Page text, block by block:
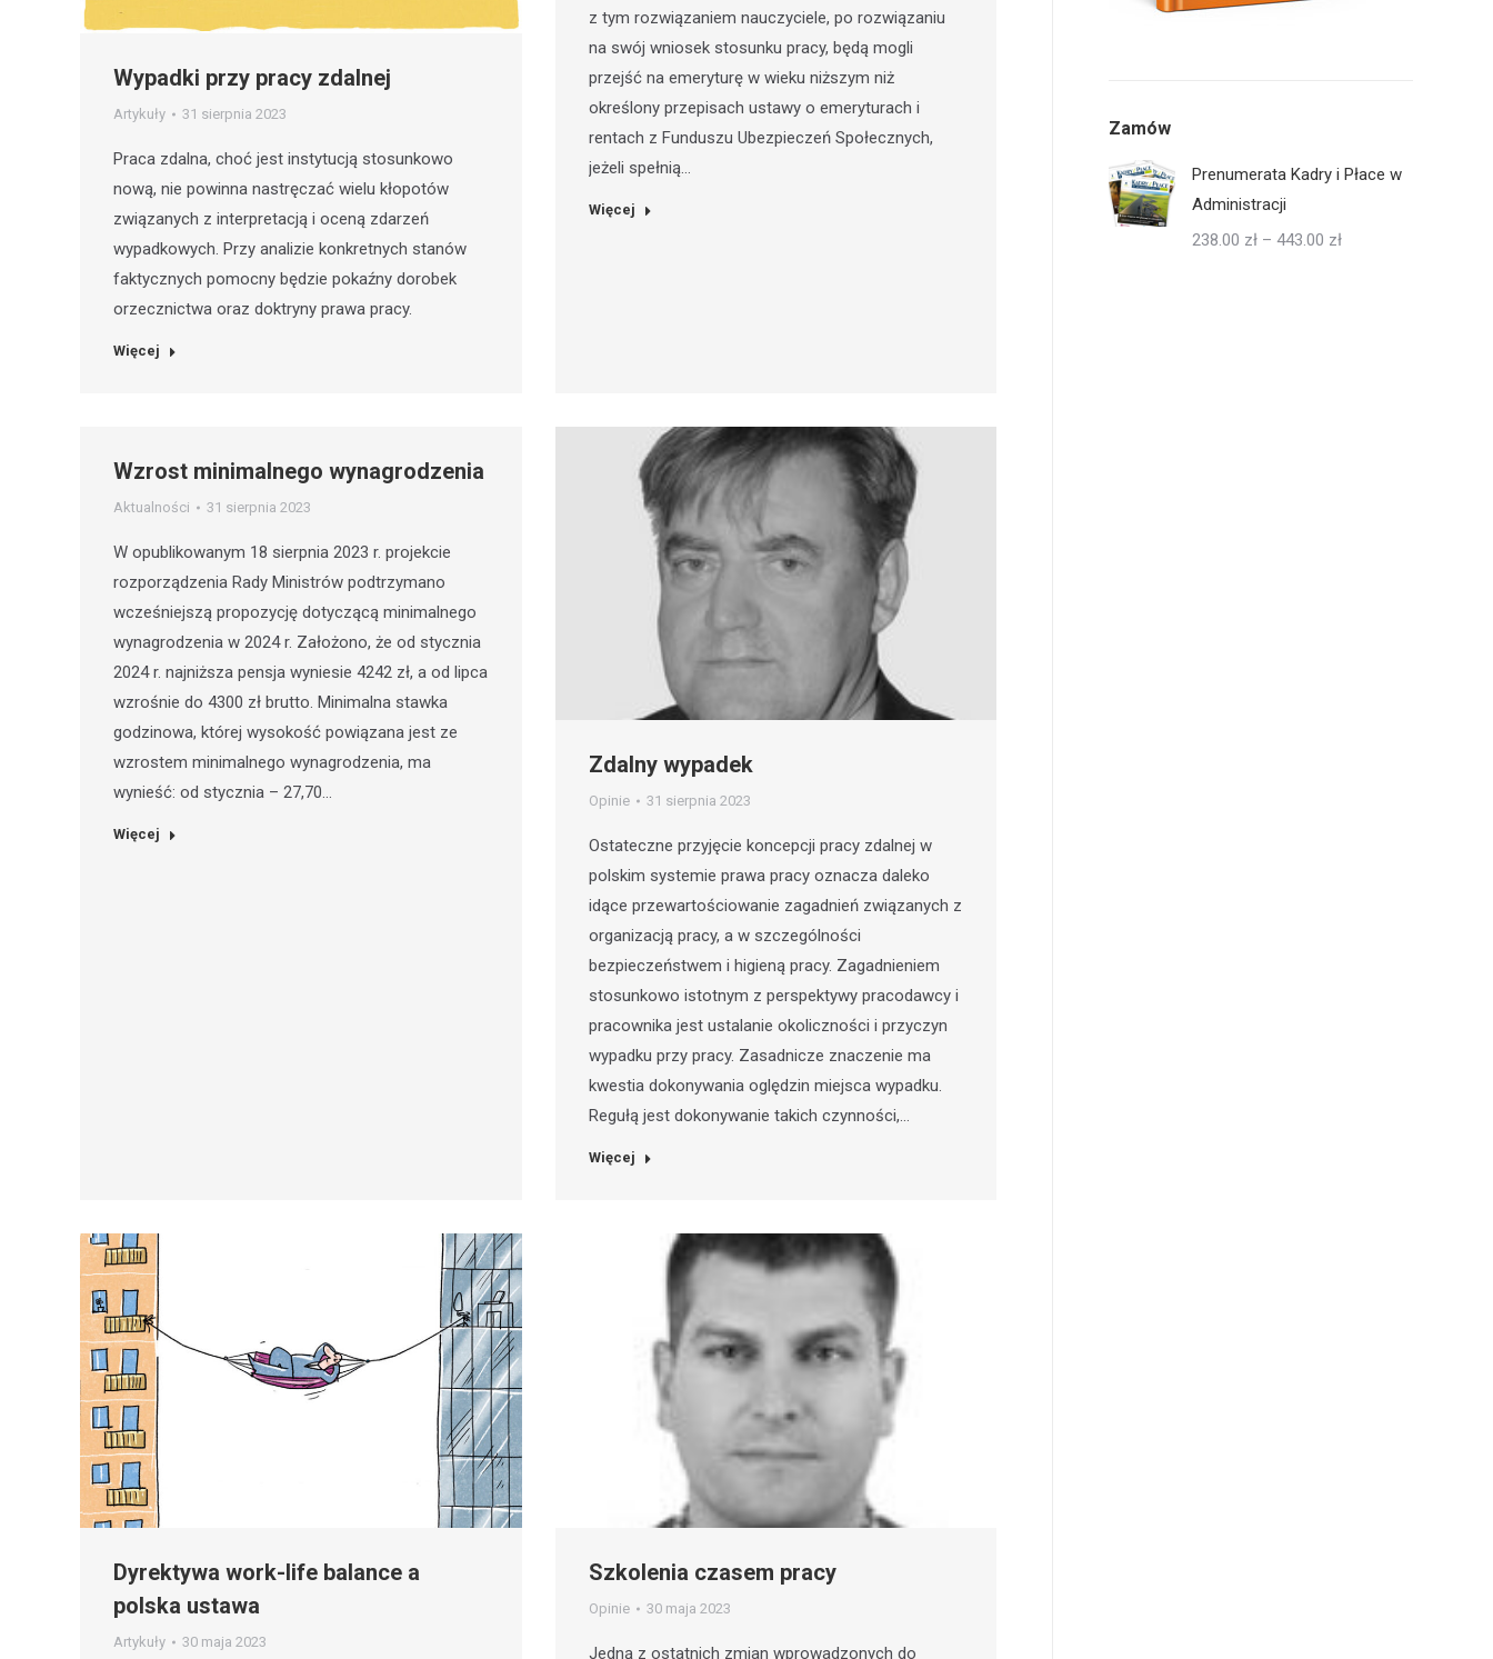
Wypadki przy pracy zdalnej
Artykuły 31 sierpnia 2023
Praca zdalna, choć jest instytucją stosunkowo
nową, nie powinna nastręczać wielu kłopotów
związanych z interpretacją i oceną zdarzeń
wypadkowych. Przy analizie konkretnych stanów
faktycznych pomocny będzie pokaźny dorobek
orzecznictwa oraz doktryny prawa pracy.
Więcej
z tym rozwiązaniem nauczyciele, po rozwiązaniu
na swój wniosek stosunku pracy, będą mogli
przejść na emeryturę w wieku niższym niż
określony przepisach ustawy o emeryturach i
rentach z Funduszu Ubezpieczeń Społecznych,
jeżeli spełnią…
Więcej
Wzrost minimalnego wynagrodzenia
Aktualności 31 sierpnia 2023
W opublikowanym 18 sierpnia 2023 r. projekcie
rozporządzenia Rady Ministrów podtrzymano
wcześniejszą propozycję dotyczącą minimalnego
wynagrodzenia w 2024 r. Założono, że od stycznia
2024 r. najniższa pensja wyniesie 4242 zł, a od lipca
wzrośnie do 4300 zł brutto. Minimalna stawka
godzinowa, której wysokość powiązana jest ze
wzrostem minimalnego wynagrodzenia, ma
wynieść: od stycznia – 27,70…
Więcej
Zdalny wypadek
Opinie 31 sierpnia 2023
Ostateczne przyjęcie koncepcji pracy zdalnej w
polskim systemie prawa pracy oznacza daleko
idące przewartościowanie zagadnień związanych z
organizacją pracy, a w szczególności
bezpieczeństwem i higieną pracy. Zagadnieniem
stosunkowo istotnym z perspektywy pracodawcy i
pracownika jest ustalanie okoliczności i przyczyn
wypadku przy pracy. Zasadnicze znaczenie ma
kwestia dokonywania oględzin miejsca wypadku.
Regułą jest dokonywanie takich czynności,…
Więcej
Dyrektywa work-life balance a
polska ustawa
Artykuły 30 maja 2023
Szkolenia czasem pracy
Opinie 30 maja 2023
Jedną z ostatnich zmian wprowadzonych do
Zamów
Prenumerata Kadry i Płace w
Administracji
238.00 zł – 443.00 złZakres